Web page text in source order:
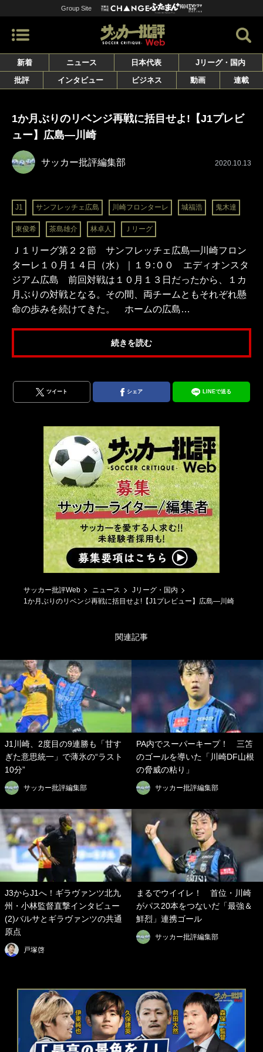
Group Site
新着 ニュース 日本代表
Jリーグ・国内
批評
インタビュー ビジネス 動画 連載
1か月ぶりのリベンジ再戦に括目せよ!【J1プレビ
ュー】広島―川崎
サッカー批評編集部 2020.10.13
J1 サンフレッチェ広島 川崎フロンターレ 城福浩 鬼木達
東俊希 茶島雄介 林卓人 Ｊリーグ
Ｊ１リーグ第２２節 サンフレッチェ広島―川崎フロン
ターレ１０月１４日（水）｜１９:００ エディオンスタ
ジアム広島 前回対戦は１０月１３日だったから、１カ
月ぶりの対戦となる。その間、両チームともそれぞれ懸
命の歩みを続けてきた。 ホームの広島…
続きを読む
ツイート シェア LINEで送る
サッカー批評Web ニュース
Jリーグ・国内
1か月ぶりのリベンジ再戦に括目せよ!【J1プレビュー】広島―川崎
関連記事
J1川崎、2度目の9連勝も「甘す
ぎた意思統一」で薄氷の“ラスト
10分”
サッカー批評編集部
PA内でスーパーキープ！ 三笘
のゴールを導いた「川崎DF山根
の脅威の粘り」
サッカー批評編集部
J3からJ1へ！ギラヴァンツ北九
州・小林監督直撃インタビュー
(2)バルサとギラヴァンツの共通
原点
戸塚啓
まるでウイイレ！ 首位・川崎
がパス20本をつないだ「最強＆
鮮烈」連携ゴール
サッカー批評編集部